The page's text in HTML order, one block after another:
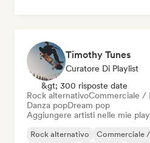
Timothy Tunes
Curatore Di Playlist
&gt; 300 risposte date
Rock alternativoCommerciale /
Danza popDream pop
Aggiungere artisti nelle mie
Rock alternativo Commerciale